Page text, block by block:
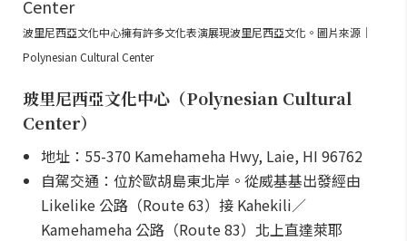
波里尼西亞文化中心擁有許多文化表演展現波里尼西亞文化。圖片來源｜
Polynesian Cultural Center
玻里尼西亞文化中心（Polynesian Cultural
Center）
地址：55-370 Kamehameha Hwy, Laie, HI 96762
自駕交通：位於歐胡島東北岸。從威基基出發經由
Likelike 公路（Route 63）接 Kahekili／
Kamehameha 公路（Route 83）北上直達萊耶